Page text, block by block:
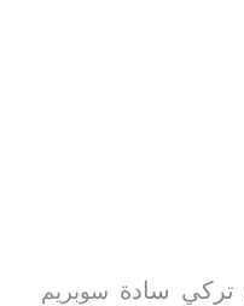
تركي سادة سوبريم